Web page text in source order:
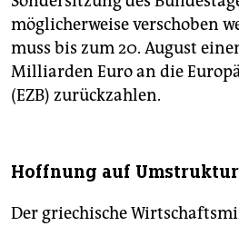
möglicherweise verschoben
muss bis zum 20. August
Milliarden Euro an die
(EZB) zurückzahlen.
Hoffnung auf
Der griechische